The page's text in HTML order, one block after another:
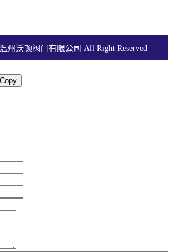
州沃顿阀门有限公司 All Right Reserved
Copy